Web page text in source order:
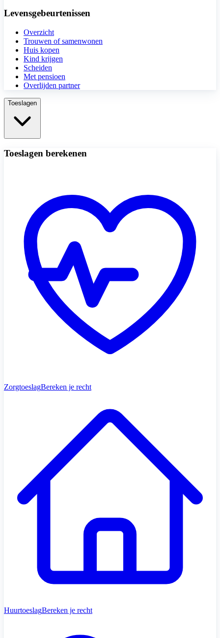
Levensgebeurtenissen
Overzicht
Trouwen of samenwonen
Huis kopen
Kind krijgen
Scheiden
Met pensioen
Overlijden partner
Toeslagen
Toeslagen berekenen
ZorgtoeslagBereken je recht
HuurtoeslagBereken je recht